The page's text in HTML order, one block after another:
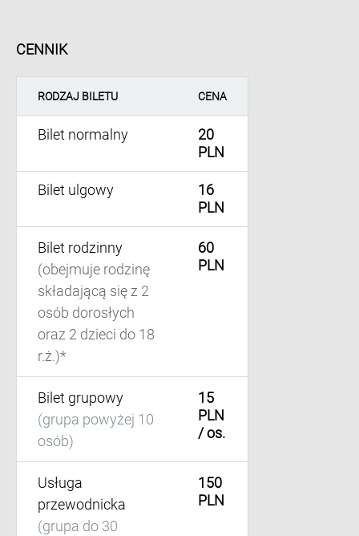
CENNIK
RODZAJ BILETU CENA
Bilet normalny
20
PLN
Bilet ulgowy
16
PLN
Bilet rodzinny
(obejmuje rodzinę
składającą się z 2
osób dorosłych
oraz 2 dzieci do 18
r.ż.)*
60
PLN
Bilet grupowy
(grupa powyżej 10
osób)
15
PLN
/ os.
Usługa
przewodnicka
(grupa do 30
150
PLN